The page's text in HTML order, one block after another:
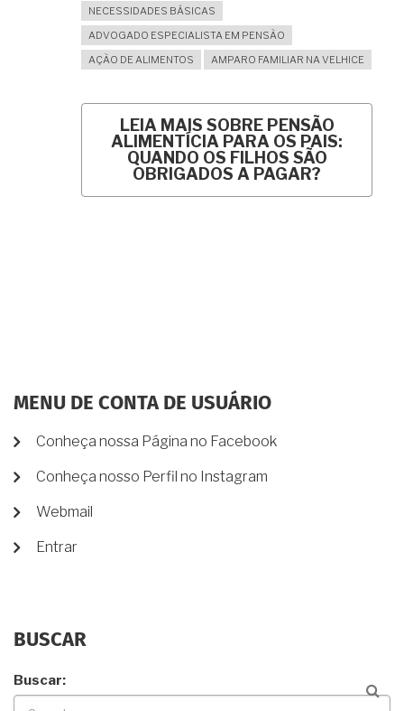
NECESSIDADES BÁSICAS
ADVOGADO ESPECIALISTA EM PENSÃO
AÇÃO DE ALIMENTOS
AMPARO FAMILIAR NA VELHICE
LEIA MAIS SOBRE PENSÃO
ALIMENTÍCIA PARA OS PAIS:
QUANDO OS FILHOS SÃO
OBRIGADOS A PAGAR?
MENU DE CONTA DE USUÁRIO
Conheça nossa Página no Facebook
Conheça nosso Perfil no Instagram
Webmail
Entrar
BUSCAR
Buscar